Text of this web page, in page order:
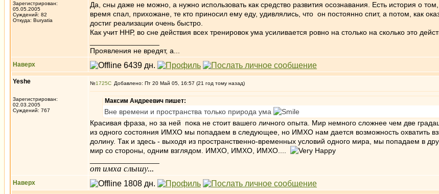
Зарегистрирован:
05.05.2005
Суждений: 82
Откуда: Buryatia
Да, сны даже не можно, а нужно использовать как средство развития осознавания. Есть история о
время спал, прихожане, те кто приносил ему еду, удивлялись, что он постоянно спит, а потом, как
достиг реализации очень быстро.
Как учит ННР, во сне действия всех тренировок ума усиливается ровно на столько на сколько это
Проявления не вредят, а...
Наверх
Yeshe
Зарегистрирован:
02.03.2005
Суждений: 767
№1725 Добавлено: Пт 20 Май 05, 16:57 (21 год тому назад)
Максим Андреевич пишет:
Вне времени и пространства только природа ума
Красивая фраза, но за ней пока не стоит вашего личного опыта. Мир немного сложнее чем две
из одного состояния ИМХО мы попадаем в следующее, но ИМХО нам дается возможность охватить
долину. Так и здесь - выходя из пространственно-временных условий одного мира, мы попадаем в
мир со стороны, одним взглядом. ИМХО, ИМХО, ИМХО....
от имха слышу...
Наверх